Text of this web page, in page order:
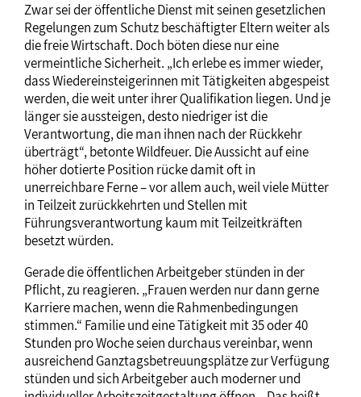
Zwar sei der öffentliche Dienst mit seinen gesetzlichen
Regelungen zum Schutz beschäftigter Eltern weiter als
die freie Wirtschaft. Doch böten diese nur eine
vermeintliche Sicherheit. „Ich erlebe es immer wieder,
dass Wiedereinsteigerinnen mit Tätigkeiten abgespeist
werden, die weit unter ihrer Qualifikation liegen. Und je
länger sie aussteigen, desto niedriger ist die
Verantwortung, die man ihnen nach der Rückkehr
überträgt“, betonte Wildfeuer. Die Aussicht auf eine
höher dotierte Position rücke damit oft in
unerreichbare Ferne – vor allem auch, weil viele Mütter
in Teilzeit zurückkehrten und Stellen mit
Führungsverantwortung kaum mit Teilzeitkräften
besetzt würden.
Gerade die öffentlichen Arbeitgeber stünden in der
Pflicht, zu reagieren. „Frauen werden nur dann gerne
Karriere machen, wenn die Rahmenbedingungen
stimmen.“ Familie und eine Tätigkeit mit 35 oder 40
Stunden pro Woche seien durchaus vereinbar, wenn
ausreichend Ganztagsbetreuungsplätze zur Verfügung
stünden und sich Arbeitgeber auch moderner und